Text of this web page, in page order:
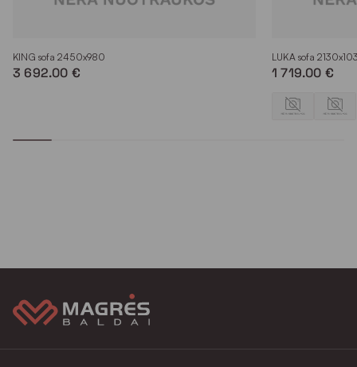
KING sofa 2450x980
3 692.00 €
LUKA sofa
1 719.00 €